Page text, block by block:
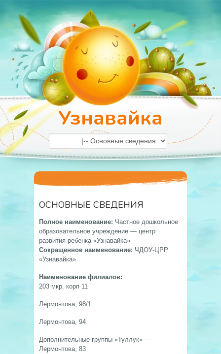
Узнавайка
ОСНОВНЫЕ СВЕДЕНИЯ
Полное наименование: Частное дошкольное
образовательное учреждение — центр
развития ребенка «Узнавайка»
Сокращенное наименование: ЧДОУ-ЦРР
«Узнавайка»
Наименование филиалов:
203 мкр. корп 11
Лермонтова, 98/1
Лермонтова, 94
Дополнительные группы «Туллук» —
Лермонтова, 83